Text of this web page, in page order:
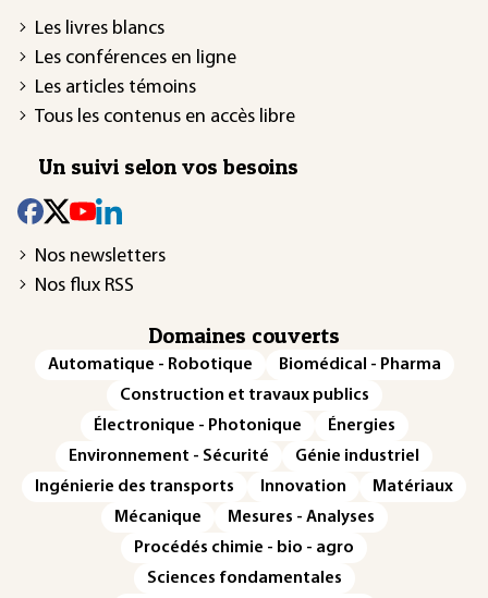
Les livres blancs
Les conférences en ligne
Les articles témoins
Tous les contenus en accès libre
Un suivi selon vos besoins
Nos newsletters
Nos flux RSS
Domaines couverts
Automatique - Robotique
Biomédical - Pharma
Construction et travaux publics
Électronique - Photonique
Énergies
Environnement - Sécurité
Génie industriel
Ingénierie des transports
Innovation
Matériaux
Mécanique
Mesures - Analyses
Procédés chimie - bio - agro
Sciences fondamentales